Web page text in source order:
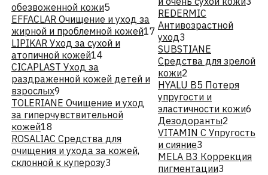
обезвоженной кожи5
EFFACLAR Очищение и уход за
жирной и проблемной кожей17
LIPIKAR Уход за сухой и
атопичной кожей14
CICAPLAST Уход за
раздраженной кожей детей и
взрослых9
TOLERIANE Очищение и уход
за гиперчувствительной
кожей18
ROSALIAC Средства для
очищения и ухода за кожей,
склонной к куперозу3
REDERMIC
Антивозрастной
уход3
SUBSTIANE
Средства для зрелой
кожи2
HYALU В5 Потеря
упругости и
эластичности кожи6
Дезодоранты2
VITAMIN C Упругость
и сияние3
MELA B3 Коррекция
пигментации3